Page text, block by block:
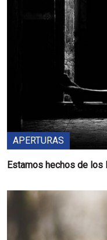
APERTURAS
Estamos hechos de